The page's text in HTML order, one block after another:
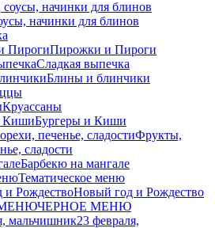
начинки для блинов
Пирожки и Пироги
Сладкая выпечка
Блины и блинчики
Круасcаны
Бургеры и Киши
Фрукты,
сладости
Барбекю на мангале
Тематическое меню
Новый год и Рождество
ЧЕРНОЕ МЕНЮ
23 февраля,